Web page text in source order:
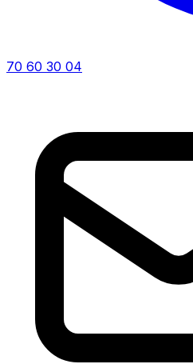
70 60 30 04